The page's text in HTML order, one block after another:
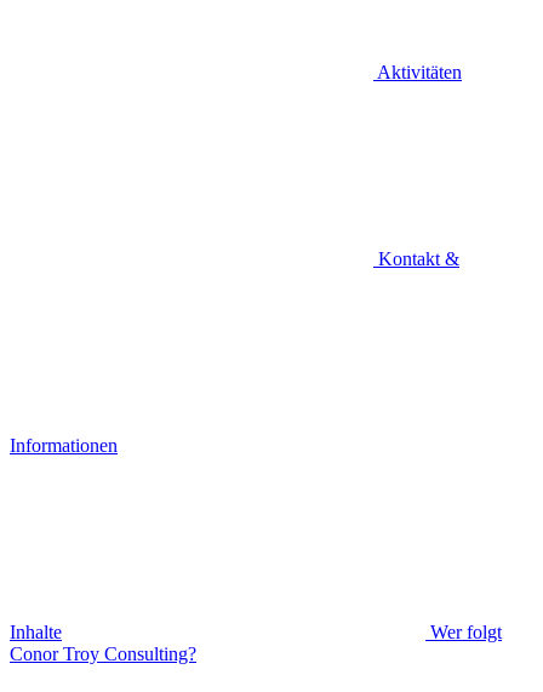
Aktivitäten
Kontakt &
Informationen
Inhalte
Wer folgt
Conor Troy Consulting?